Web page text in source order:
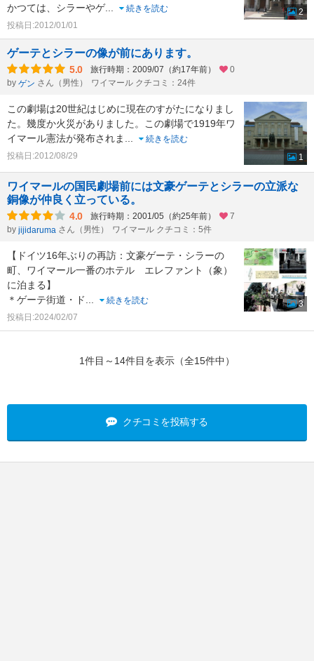
かつては、シラーやゲ...
続きを読む
投稿日:2012/01/01
2
ゲーテとシラーの像が前にあります。
5.0 旅行時期：2009/07（約17年前）
0
by ゲン さん（男性） ワイマール クチコミ：24件
この劇場は20世紀はじめに現在のすがたになりまし
た。幾度か火災がありました。この劇場で1919年ワ
イマール憲法が発布されま
続きを読む
投稿日:2012/08/29
1
ワイマールの国民劇場前には文豪ゲーテとシラーの立派な
銅像が仲良く立っている。
4.0 旅行時期：2001/05（約25年前）
7
by jijidaruma さん（男性） ワイマール クチコミ：5件
【ドイツ16年ぶりの再訪：文豪ゲーテ・シラーの
町、ワイマール一番のホテル エレファント（象）
に泊まる】
＊ゲーテ街道・ド
続きを読む
投稿日:2024/02/07
3
1件目～14件目を表示（全15件中）
クチコミを投稿する